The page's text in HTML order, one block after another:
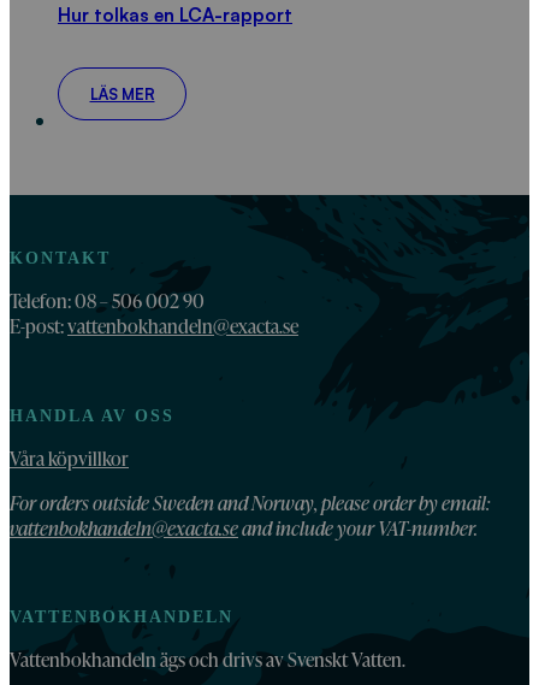
Hur tolkas en LCA-rapport
LÄS MER
KONTAKT
Telefon: 08 – 506 002 90
E-post:vattenbokhandeln@exacta.se
HANDLA AV OSS
Våra köpvillkor
For orders outside Sweden and Norway, please order by email:
vattenbokhandeln@exacta.seand include your VAT-number.
VATTENBOKHANDELN
Vattenbokhandeln ägs och drivs av Svenskt Vatten.